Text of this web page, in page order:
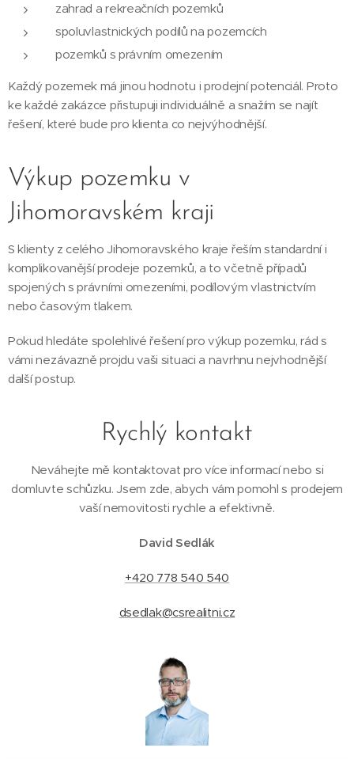
zahrad a rekreačních pozemků
spoluvlastnických podílů na pozemcích
pozemků s právním omezením
Každý pozemek má jinou hodnotu i prodejní potenciál. Proto
ke každé zakázce přistupuji individuálně a snažím se najít
řešení, které bude pro klienta co nejvýhodnější.
Výkup pozemku v
Jihomoravském kraji
S klienty z celého Jihomoravského kraje řeším standardní i
komplikovanější prodeje pozemků, a to včetně případů
spojených s právními omezeními, podílovým vlastnictvím
nebo časovým tlakem.
Pokud hledáte spolehlivé řešení pro výkup pozemku, rád s
vámi nezávazně projdu vaši situaci a navrhnu nejvhodnější
další postup.
Rychlý kontakt
Neváhejte mě kontaktovat pro více informací nebo si
domluvte schůzku. Jsem zde, abych vám pomohl s prodejem
vaší nemovitosti rychle a efektivně.
David Sedlák
+420 778 540 540
dsedlak@csrealitni.cz